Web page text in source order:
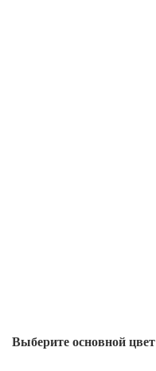
Выберите oсновной цвет